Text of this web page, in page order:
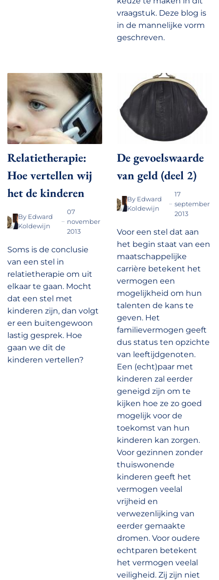
vraagstuk. Deze blog is
in de mannelijke vorm
geschreven.
Relatietherapie:
Hoe vertellen wij
het de kinderen
By Edward
Koldewijn
07
november
2013
Soms is de conclusie
van een stel in
relatietherapie om uit
elkaar te gaan. Mocht
dat een stel met
kinderen zijn, dan volgt
er een buitengewoon
lastig gesprek. Hoe
gaan we dit de
kinderen vertellen?
De gevoelswaarde
van geld (deel 2)
By Edward
Koldewijn
17
september
2013
Voor een stel dat aan
het begin staat van een
maatschappelijke
carrière betekent het
vermogen een
mogelijkheid om hun
talenten de kans te
geven. Het
familievermogen geeft
dus status ten opzichte
van leeftijdgenoten.
Een (echt)paar met
kinderen zal eerder
geneigd zijn om te
kijken hoe ze zo goed
mogelijk voor de
toekomst van hun
kinderen kan zorgen.
Voor gezinnen zonder
thuiswonende
kinderen geeft het
vermogen veelal
vrijheid en
verwezenlijking van
eerder gemaakte
dromen. Voor oudere
echtparen betekent
het vermogen veelal
veiligheid. Zij zijn niet